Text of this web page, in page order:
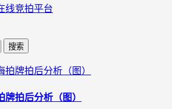
线竞拍平台
牌拍后分析（图）